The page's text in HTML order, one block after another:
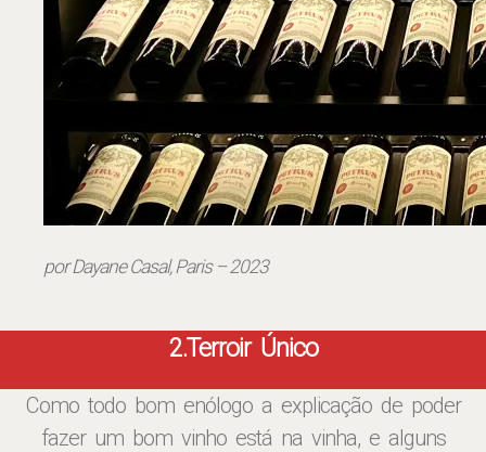
por Dayane Casal, Paris – 2023
2.Terroir Único
Como todo bom enólogo a explicação de poder
fazer um bom vinho está na vinha, e alguns